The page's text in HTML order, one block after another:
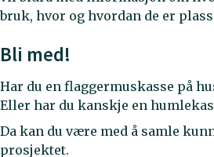
bruk, hvor og hvordan de er
Bli med!
Har du en flaggermuskasse på
Eller har du kanskje en
Da kan du være med å samle
prosjektet.